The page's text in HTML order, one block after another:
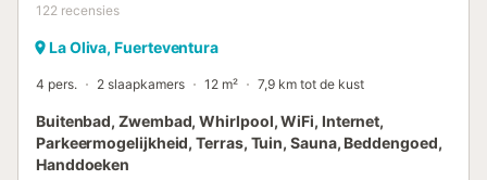
122 recensies
La Oliva, Fuerteventura
4 pers. 2 slaapkamers 12 m² 7,9 km tot de kust
Buitenbad, Zwembad, Whirlpool, WiFi, Internet,
Parkeermogelijkheid, Terras, Tuin, Sauna, Beddengoed,
Handdoeken